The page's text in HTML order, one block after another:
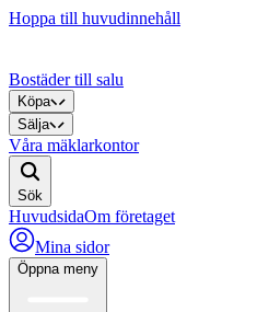
Hoppa till huvudinnehåll
Bostäder till salu
Köpa
Sälja
Våra mäklarkontor
Sök
HuvudsidaOm företaget
Mina sidor
Öppna meny